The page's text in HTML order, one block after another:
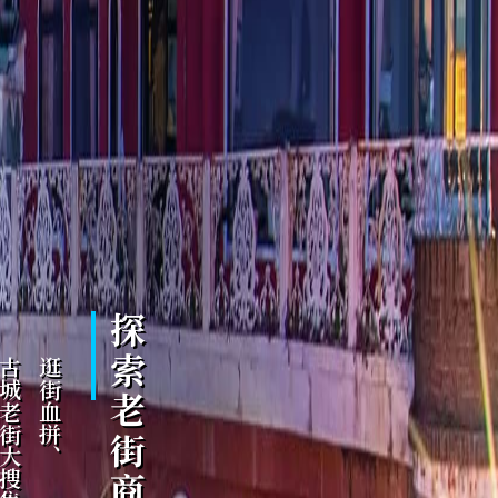
探索老街商圈
逛街血拼、
搜集